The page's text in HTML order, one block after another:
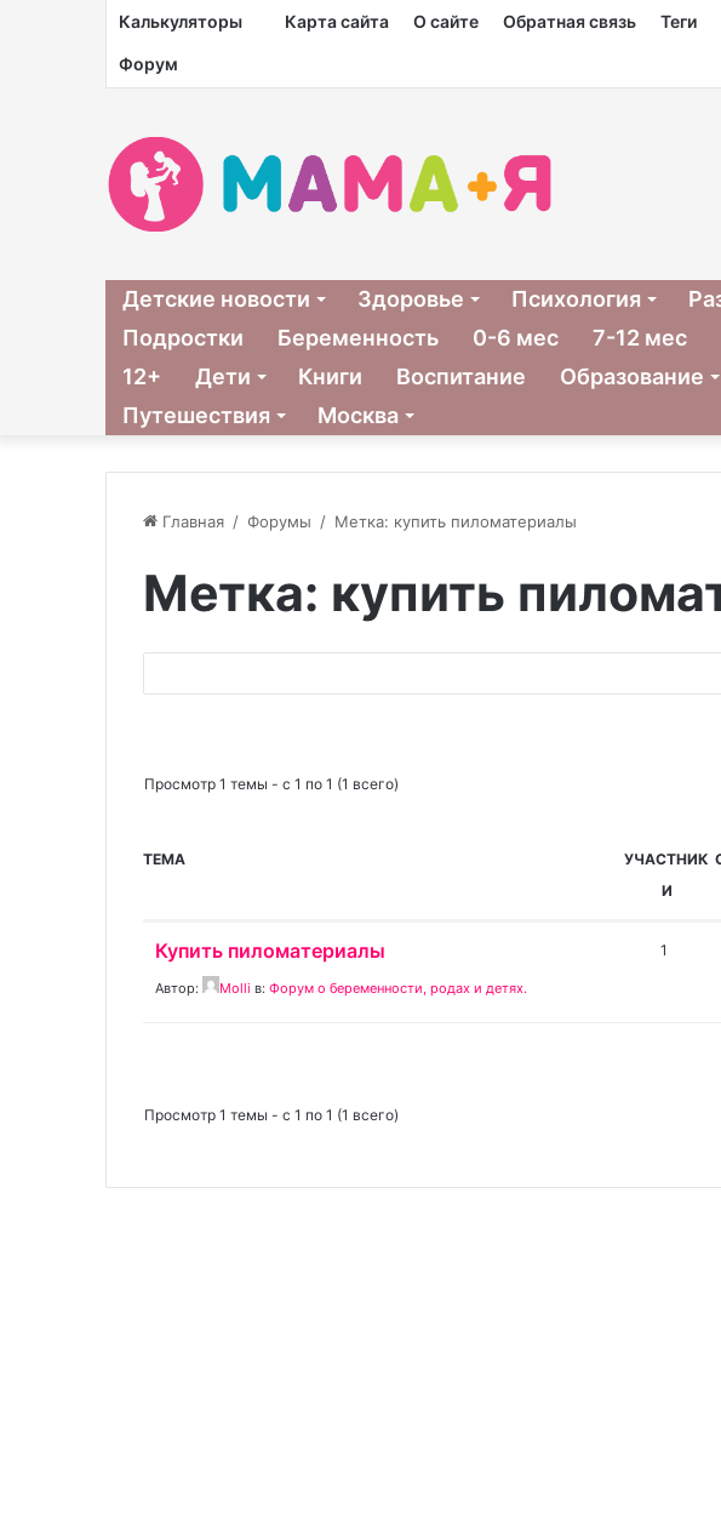
Калькуляторы Карта сайта О сайте Обратная связь Теги
Форум
Детские новости Здоровье Психология
Подростки
Беременность 0-6 мес 7-12 мес
12+
Дети Книги Воспитание Образование
Путешествия
Москва
Главная / Форумы / Метка: купить пиломатериалы
Метка: купить
Просмотр 1 темы - с 1 по 1 (1 всего)
ТЕМА
УЧАСТНИК
И
Купить пиломатериалы
Автор: Molli в: Форум о беременности, родах и детях.
1
Просмотр 1 темы - с 1 по 1 (1 всего)